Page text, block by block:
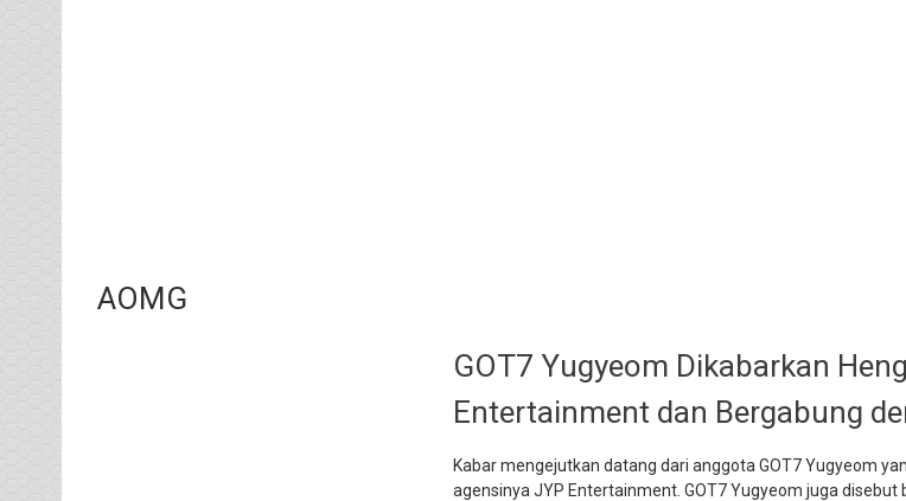
AOMG
GOT7 Yugyeom Dikabarkan
Entertainment dan Bergabung
Kabar mengejutkan datang dari anggota GOT7 Yugyeom
agensinya JYP Entertainment. GOT7 Yugyeom juga